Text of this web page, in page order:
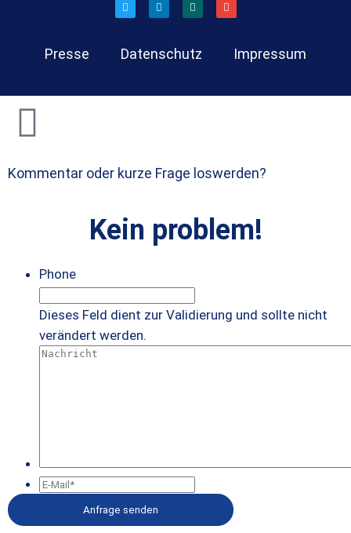
Presse Datenschutz Impressum
Kommentar oder kurze Frage loswerden?
Kein problem!
Phone
Dieses Feld dient zur Validierung und sollte nicht
verändert werden.